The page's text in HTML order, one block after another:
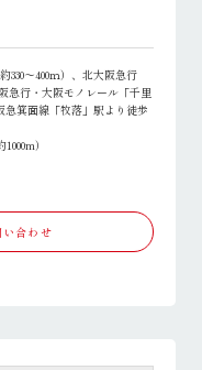
～400ｍ）、北大阪急行
急行・大阪モノレール「千里
急箕面線「牧落」駅より徒歩
）
い合わせ